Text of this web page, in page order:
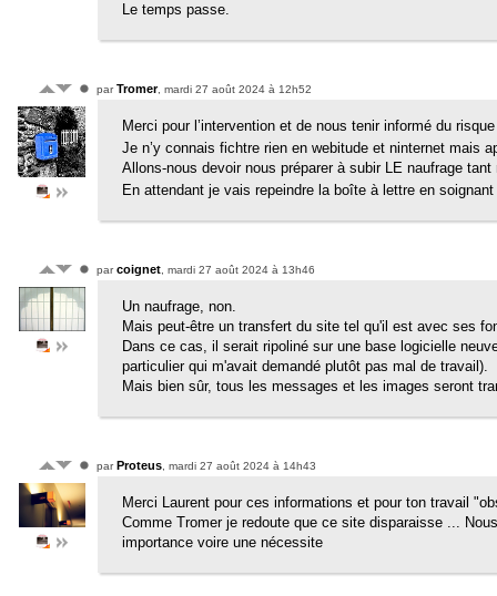
Le temps passe.
parTromer, mardi 27 août 2024 à 12h52
Merci pour l’intervention et de nous tenir informé du
Je n’y connais fichtre rien en webitude et ninternet mais
Allons-nous devoir nous préparer à subir LE naufrage
En attendant je vais repeindre la boîte à lettre en
parcoignet , mardi 27 août 2024 à 13h46
Un naufrage, non.
Mais peut-être un transfert du site tel qu'il est avec ses
Dans ce cas, il serait ripoliné sur une base logicielle
particulier qui m'avait demandé plutôt pas mal de travail).
Mais bien sûr, tous les messages et les images seront
parProteus , mardi 27 août 2024 à 14h43
Merci Laurent pour ces informations et pour ton travail
Comme Tromer je redoute que ce site disparaisse ...
importance voire une nécessite